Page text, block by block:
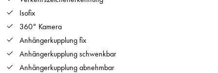
Isofix
360° Kamera
Anhängerkupplung fix
Anhängerkupplung schwenkbar
Anhängerkupplung abnehmbar